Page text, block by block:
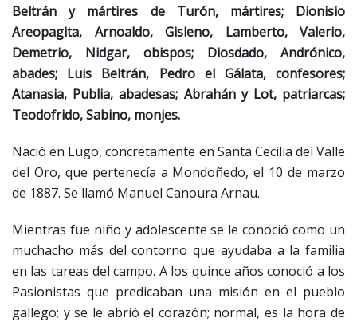
Beltrán y mártires de Turón, mártires; Dionisio
Areopagita, Arnoaldo, Gisleno, Lamberto, Valerio,
Demetrio, Nidgar, obispos; Diosdado, Andrónico,
abades; Luis Beltrán, Pedro el Gálata, confesores;
Atanasia, Publia, abadesas; Abrahán y Lot, patriarcas;
Teodofrido, Sabino, monjes.
Nació en Lugo, concretamente en Santa Cecilia del Valle
del Oro, que pertenecía a Mondoñedo, el 10 de marzo
de 1887. Se llamó Manuel Canoura Arnau.
Mientras fue niño y adolescente se le conoció como un
muchacho más del contorno que ayudaba a la familia
en las tareas del campo. A los quince años conoció a los
Pasionistas que predicaban una misión en el pueblo
gallego; y se le abrió el corazón; normal, es la hora de